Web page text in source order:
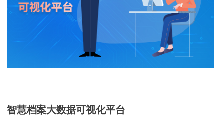
智慧档案大数据可视化平台